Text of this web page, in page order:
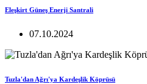
Eleşkirt Güneş Enerji Santrali
07.10.2024
Tuzla'dan Ağrı'ya Kardeşlik Köprüsü